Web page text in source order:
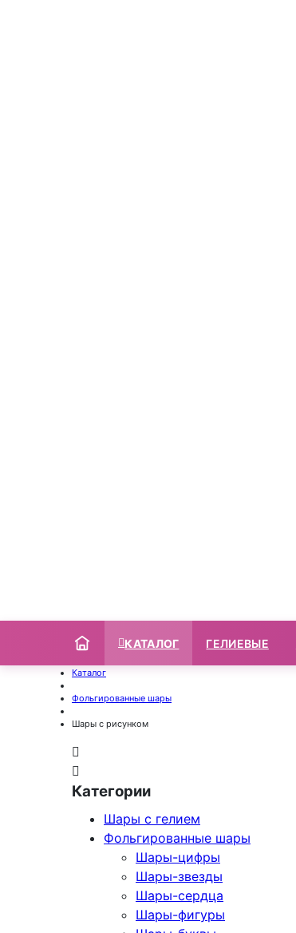
КАТАЛОГ ГЕЛИЕВЫЕ
Каталог
Фольгированные шары
Шары с рисунком
Категории
Шары с гелием
Фольгированные шары
Шары-цифры
Шары-звезды
Шары-сердца
Шары-фигуры